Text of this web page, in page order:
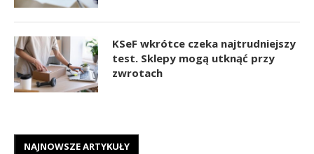
KSeF wkrótce czeka najtrudniejszy
test. Sklepy mogą utknąć przy
zwrotach
NAJNOWSZE ARTYKUŁY